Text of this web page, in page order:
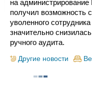
на
получил возможность
уволенного
значительно
ручного аудита.
Другие новости